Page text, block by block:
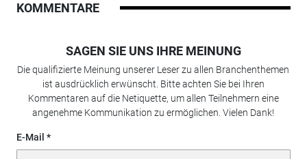
KOMMENTARE
SAGEN SIE UNS IHRE MEINUNG
Die qualifizierte Meinung unserer Leser zu allen Branchenthemen
ist ausdrücklich erwünscht. Bitte achten Sie bei Ihren
Kommentaren auf die Netiquette, um allen Teilnehmern eine
angenehme Kommunikation zu ermöglichen. Vielen Dank!
E-Mail